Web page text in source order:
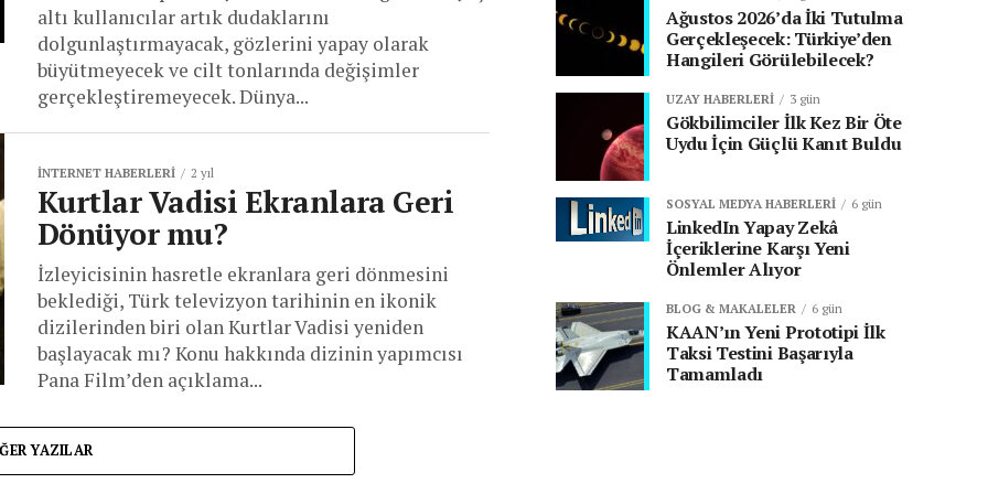
altı kullanıcılar artık dudaklarını
dolgunlaştırmayacak, gözlerini yapay olarak
büyütmeyecek ve cilt tonlarında değişimler
gerçekleştiremeyecek. Dünya...
İNTERNET HABERLERI 2 yıl
Kurtlar Vadisi Ekranlara Geri
Dönüyor mu?
İzleyicisinin hasretle ekranlara geri dönmesini
beklediği, Türk televizyon tarihinin en ikonik
dizilerinden biri olan Kurtlar Vadisi yeniden
başlayacak mı? Konu hakkında dizinin yapımcısı
Pana Film’den açıklama...
YAZILAR
Ağustos 2026’da İki Tutulma
Gerçekleşecek: Türkiye’den
Hangileri Görülebilecek?
UZAY HABERLERI 3 gün
Gökbilimciler İlk Kez Bir Öte
Uydu İçin Güçlü Kanıt Buldu
SOSYAL MEDYA HABERLERI 6 gün
LinkedIn Yapay Zekâ
İçeriklerine Karşı Yeni
Önlemler Alıyor
BLOG & MAKALELER 6 gün
KAAN’ın Yeni Prototipi İlk
Taksi Testini Başarıyla
Tamamladı